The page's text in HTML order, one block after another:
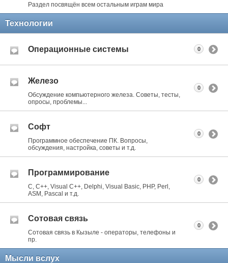
Раздел посвящён всем остальным играм мира
Технологии
Операционные системы 0
Железо
Обсуждение компьютерного железа. Советы, тесты,
опросы, проблемы...
0
Софт
Программное обеспечение ПК. Вопросы,
обсуждения, настройка, советы и т.д.
0
Программирование
C, C++, Visual C++, Delphi, Visual Basic, PHP, Perl,
ASM, Pascal и т.д.
0
Сотовая связь
Сотовая связь в Кызыле - операторы, телефоны и
пр.
0
Мысли вслух